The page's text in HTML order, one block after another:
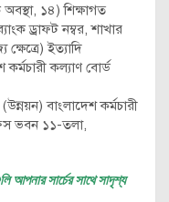
১৪) শিক্ষাগত
ড্রাফট নম্বর, শাখার
ইত্যাদি
কল্যাণ বোর্ড
বাংলাদেশ কর্মচারী
ভবন ১১-তলা,
আপনার সার্চের সাথে সাদৃশ্য